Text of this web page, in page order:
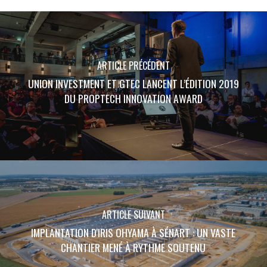
ARTICLE PRÉCÉDENT
UNION INVESTMENT ET GTEC LANCENT L’ÉDITION 2019
DU PROPTECH INNOVATION AWARD
ARTICLE SUIVANT
IMPLANTATION D'IRIS OHYAMA À SÉNART : UN VASTE
CHANTIER MENÉ À RYTHME SOUTENU